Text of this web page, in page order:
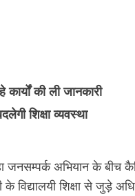
की ली जानकारी
शिक्षा व्यवस्था
जनसम्पर्क अभियान के
के विद्यालयी शिक्षा से जुड़े